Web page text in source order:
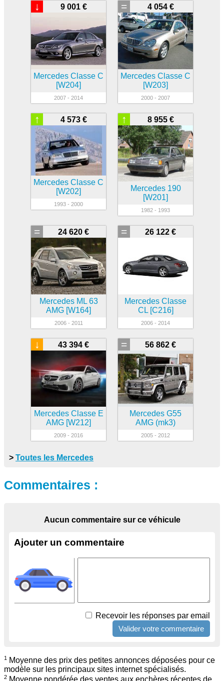
9 001 €
↓
Mercedes Classe C
[W204]
2007 - 2014
4 054 €
=
Mercedes Classe C
[W203]
2000 - 2007
4 573 €
↑
Mercedes Classe C
[W202]
1993 - 2000
8 955 €
↑
Mercedes 190
[W201]
1982 - 1993
24 620 €
=
Mercedes ML 63
AMG [W164]
2006 - 2011
26 122 €
=
Mercedes Classe
CL [C216]
2006 - 2014
43 394 €
↓
Mercedes Classe E
AMG [W212]
2009 - 2016
56 862 €
=
Mercedes G55
AMG (mk3)
2005 - 2012
> Toutes les Mercedes
Commentaires :
Aucun commentaire sur ce véhicule
Ajouter un commentaire
Recevoir les réponses par email
1
Moyenne des prix des petites annonces déposées pour ce
modèle sur les principaux sites internet spécialisés.
2